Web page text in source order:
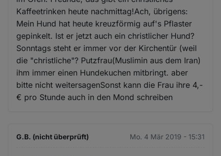
Kaffeetrinken heute nachmittag!Ach, übrigens:
Mein Hund hat heute kreuzförmig auf's Pflaster
gepinkelt. Ist er jetzt auch ein christlicher Hund?
Sonntags steht er immer vor der Kirchentür (weil
die "christliche"? Putzfrau(Muslimin aus dem Iran)
ihm immer einen Hundekuchen mitbringt. aber
bitte nicht weitersagenSonst kann die Frau ihre 4,-
€ pro Stunde auch in den Mond schreiben
G.B. (nicht überprüft) Mo. 4 Mär 2019 - 15:31